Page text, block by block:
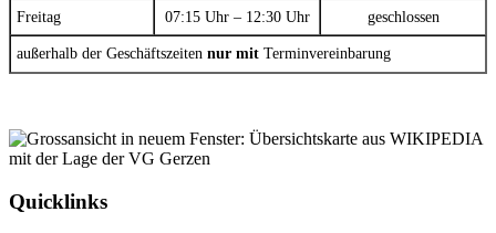
Freitag 07:15 Uhr – 12:30 Uhr geschlossen
außerhalb der Geschäftszeiten nur mit Terminvereinbarung
Quicklinks